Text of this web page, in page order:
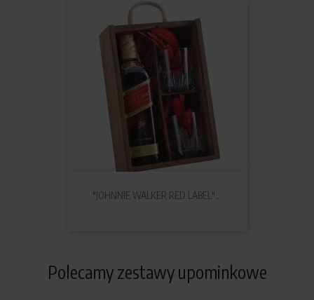
"JOHNNIE WALKER RED LABEL"...
Polecamy zestawy upominkowe